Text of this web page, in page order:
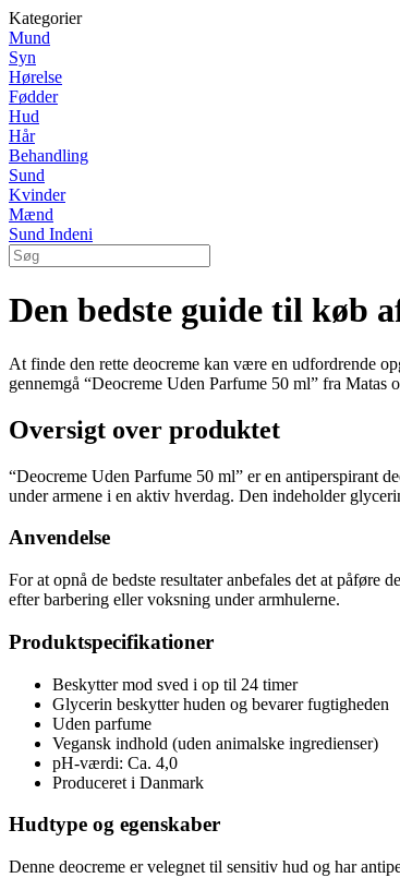
Kategorier
Mund
Syn
Hørelse
Fødder
Hud
Hår
Behandling
Sund
Kvinder
Mænd
Sund Indeni
Den bedste guide til køb
At finde den rette deocreme kan være en udfordrende
gennemgå “Deocreme Uden Parfume 50 ml” fra
Oversigt over produktet
“Deocreme Uden Parfume 50 ml” er en antiperspirant
under armene i en aktiv hverdag. Den indeholder
Anvendelse
For at opnå de bedste resultater anbefales det at påføre
efter barbering eller voksning under armhulerne.
Produktspecifikationer
Beskytter mod sved i op til 24 timer
Glycerin beskytter huden og bevarer fugtigheden
Uden parfume
Vegansk indhold (uden animalske ingredienser)
pH-værdi: Ca. 4,0
Produceret i Danmark
Hudtype og egenskaber
Denne deocreme er velegnet til sensitiv hud og har